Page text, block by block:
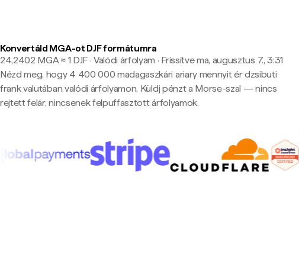
Konvertáld MGA-ot DJF formátumra
24,2402 MGA ≈ 1 DJF · Valódi árfolyam · Frissítve ma, augusztus 7., 3:31
Nézd meg, hogy 4 400 000 madagaszkári ariary mennyit ér dzsibuti
frank valutában valódi árfolyamon. Küldj pénzt a Morse-szal — nincs
rejtett felár, nincsenek felpuffasztott árfolyamok.